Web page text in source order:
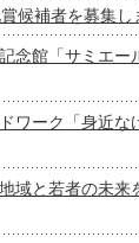
候補者を募集し
念館「サミエ
ドワーク「身近
域と若者の未